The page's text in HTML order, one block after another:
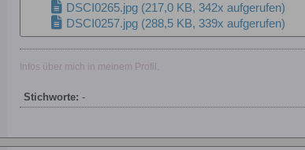
DSCI0265.jpg (217,0 KB, 342x aufgerufen)
DSCI0257.jpg (288,5 KB, 339x aufgerufen)
Infos über mich in meinem Profil.
Stichworte: -